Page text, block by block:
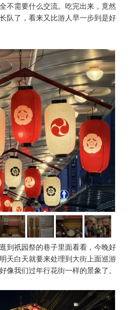
不需要什么交流。吃完出来，竟然
队了，看来又比游人早一步到是好
到祇园祭的巷子里面看看，今晚好
天白天就要来处理到大街上面巡游
像我们过年行花街一样的景象了。